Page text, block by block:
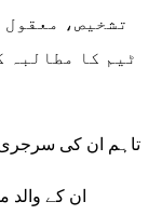
تشخیص،
ٹیم کا مطالبہ
تاہم ان کی سرجری
ان کے والد